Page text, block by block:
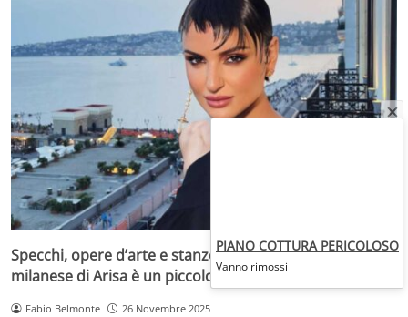
Specchi, opere d’arte e stanze piene di luce: la casa
milanese di Arisa è un piccolo gioiello
Fabio Belmonte 26 Novembre 2025
PIANO COTTURA PERICOLOSO
Vanno rimossi